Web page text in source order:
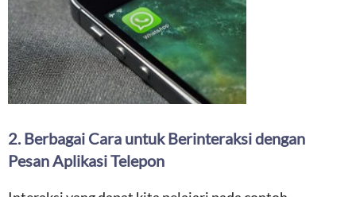
2. Berbagai Cara untuk Berinteraksi dengan
Pesan Aplikasi Telepon